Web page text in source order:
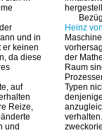
und in
er keinen
da diese
auf
Reize,
und
Heinz
der
Raum
Typen